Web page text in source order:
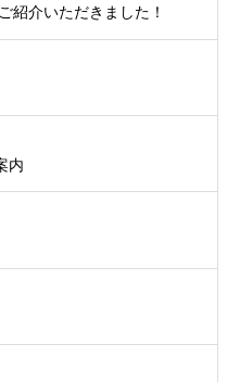
紹介いただきました！
内